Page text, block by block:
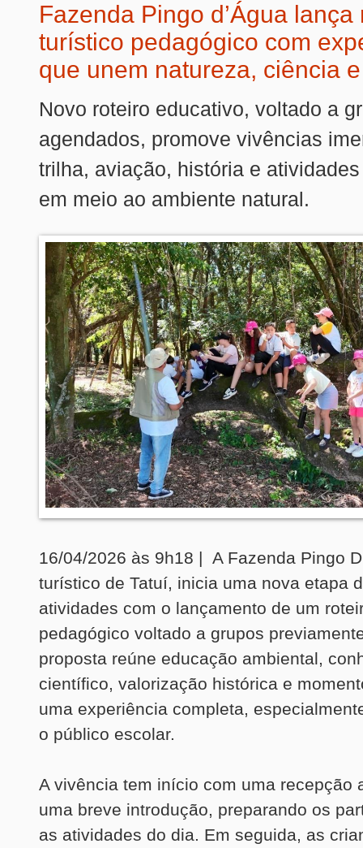
Fazenda Pingo d’Água lança
turístico pedagógico com
que unem natureza, ciência
Novo roteiro educativo, voltado a
agendados, promove vivências
trilha, aviação, história e
em meio ao ambiente natural.
16/04/2026 às 9h18 | A Fazenda Pingo
turístico de Tatuí, inicia uma nova etapa
atividades com o lançamento de um
pedagógico voltado a grupos
proposta reúne educação ambiental,
científico, valorização histórica e
uma experiência completa,
o público escolar.
A vivência tem início com uma recepção
uma breve introdução, preparando os
as atividades do dia. Em seguida, as